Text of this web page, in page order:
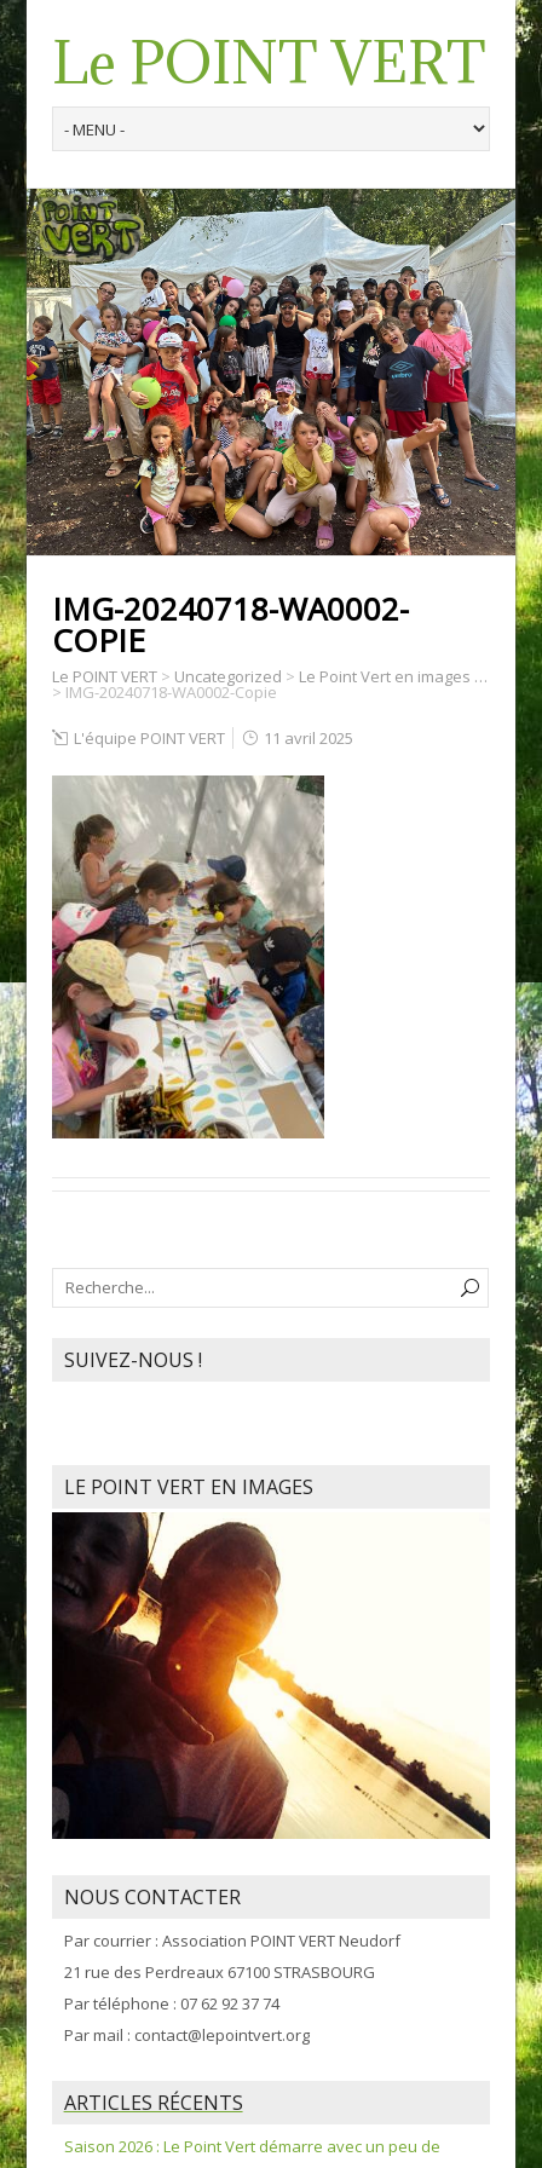
Le POINT VERT
IMG-20240718-WA0002-
COPIE
Le POINT VERT> Uncategorized > Le Point Vert en images …
> IMG-20240718-WA0002-Copie
L'équipe POINT VERT 11 avril 2025
SUIVEZ-NOUS !
LE POINT VERT EN IMAGES
NOUS CONTACTER
Par courrier : Association POINT VERT Neudorf
21 rue des Perdreaux 67100 STRASBOURG
Par téléphone : 07 62 92 37 74
Par mail : contact@lepointvert.org
ARTICLES RÉCENTS
Saison 2026 : Le Point Vert démarre avec un peu de